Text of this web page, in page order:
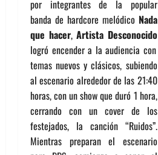
por integrantes de la popular
banda de hardcore melódico Nada
que hacer,Artista Desconocido
logró encender a la audiencia con
temas nuevos y clásicos, subiendo
al escenario alrededor de las 21:40
horas, con un show que duró 1 hora,
cerrando con un cover de los
festejados, la canción “Ruidos”.
Mientras preparan el escenario